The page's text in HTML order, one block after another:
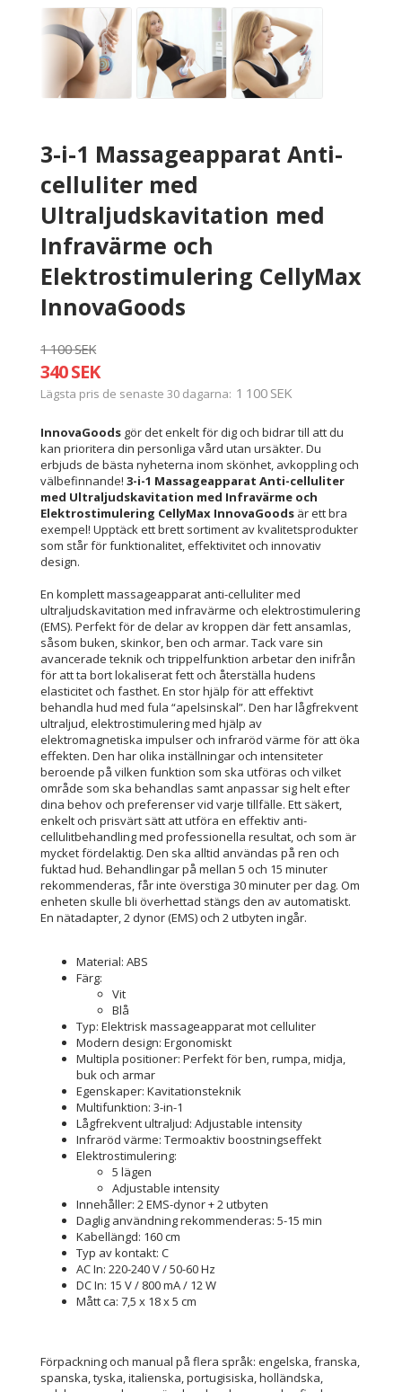
3-i-1 Massageapparat Anti-
celluliter med
Ultraljudskavitation med
Infravärme och
Elektrostimulering CellyMax
InnovaGoods
1 100 SEK
340 SEK
Lägsta pris de senaste 30 dagarna 1 100 SEK
InnovaGoods gör det enkelt för dig och bidrar till att du
kan prioritera din personliga vård utan ursäkter. Du
erbjuds de bästa nyheterna inom skönhet, avkoppling och
välbefinnande! 3-i-1 Massageapparat Anti-celluliter
med Ultraljudskavitation med Infravärme och
Elektrostimulering CellyMax InnovaGoods är ett bra
exempel! Upptäck ett brett sortiment av kvalitetsprodukter
som står för funktionalitet, effektivitet och innovativ
design.
En komplett massageapparat anti-celluliter med
ultraljudskavitation med infravärme och elektrostimulering
(EMS). Perfekt för de delar av kroppen där fett ansamlas,
såsom buken, skinkor, ben och armar. Tack vare sin
avancerade teknik och trippelfunktion arbetar den inifrån
för att ta bort lokaliserat fett och återställa hudens
elasticitet och fasthet. En stor hjälp för att effektivt
behandla hud med fula “apelsinskal”. Den har lågfrekvent
ultraljud, elektrostimulering med hjälp av
elektromagnetiska impulser och infraröd värme för att öka
effekten. Den har olika inställningar och intensiteter
beroende på vilken funktion som ska utföras och vilket
område som ska behandlas samt anpassar sig helt efter
dina behov och preferenser vid varje tillfälle. Ett säkert,
enkelt och prisvärt sätt att utföra en effektiv anti-
cellulitbehandling med professionella resultat, och som är
mycket fördelaktig. Den ska alltid användas på ren och
fuktad hud. Behandlingar på mellan 5 och 15 minuter
rekommenderas, får inte överstiga 30 minuter per dag. Om
enheten skulle bli överhettad stängs den av automatiskt.
En nätadapter, 2 dynor (EMS) och 2 utbyten ingår.
Material: ABS
Färg:
Vit
Blå
Typ: Elektrisk massageapparat mot celluliter
Modern design: Ergonomiskt
Multipla positioner: Perfekt för ben, rumpa, midja,
buk och armar
Egenskaper: Kavitationsteknik
Multifunktion: 3-in-1
Lågfrekvent ultraljud: Adjustable intensity
Infraröd värme: Termoaktiv boostningseffekt
Elektrostimulering:
5 lägen
Adjustable intensity
Innehåller: 2 EMS-dynor + 2 utbyten
Daglig användning rekommenderas: 5-15 min
Kabellängd: 160 cm
Typ av kontakt: C
AC In: 220-240 V / 50-60 Hz
DC In: 15 V / 800 mA / 12 W
Mått ca: 7,5 x 18 x 5 cm
Förpackning och manual på flera språk: engelska, franska,
spanska, tyska, italienska, portugisiska, holländska,